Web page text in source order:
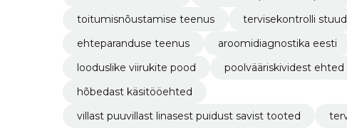
toitumisnõustamise teenus
tervisekontrolli
ehteparanduse teenus
aroomidiagnostika eesti
looduslike viirukite pood
poolvääriskividest ehted
hõbedast käsitööehted
villast puuvillast linasest puidust savist tooted